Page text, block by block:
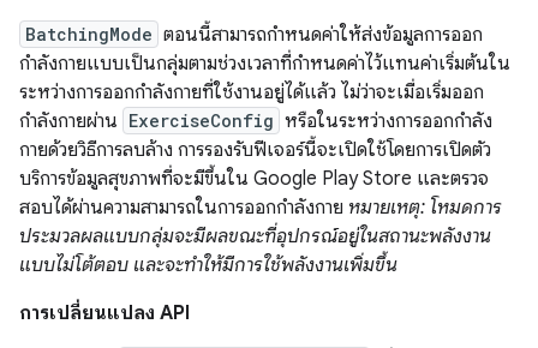
BatchingMode ตอนนี้สามารถกำหนดค่าให้ส่งข้อมูลการออก
กำลังกายแบบเป็นกลุ่มตามช่วงเวลาที่กำหนดค่าไว้แทนค่าเริ่มต้นใน
ระหว่างการออกกำลังกายที่ใช้งานอยู่ได้แล้ว ไม่ว่าจะเมื่อเริ่มออก
กำลังกายผ่าน ExerciseConfig หรือในระหว่างการออกกำลัง
กายด้วยวิธีการลบล้าง การรองรับฟีเจอร์นี้จะเปิดใช้โดยการเปิดตัว
บริการข้อมูลสุขภาพที่จะมีขึ้นใน Google Play Store และตรวจ
สอบได้ผ่านความสามารถในการออกกำลังกาย หมายเหตุ: โหมดการ
ประมวลผลแบบกลุ่มจะมีผลขณะที่อุปกรณ์อยู่ในสถานะพลังงาน
แบบไม่โต้ตอบ และจะทำให้มีการใช้พลังงานเพิ่มขึ้น
การเปลี่ยนแปลง API